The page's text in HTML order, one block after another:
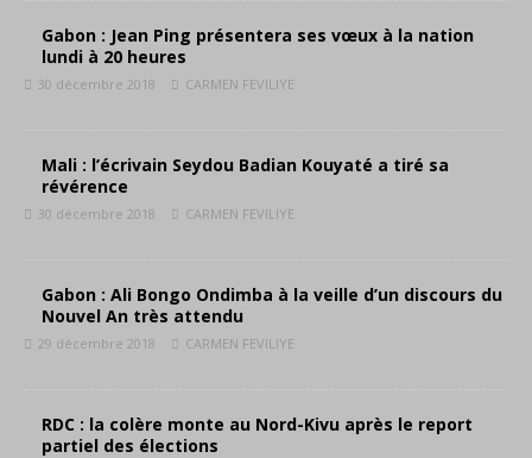
Gabon : Jean Ping présentera ses vœux à la nation
lundi à 20 heures
30 décembre 2018 CARMEN FEVILIYE
Mali : l’écrivain Seydou Badian Kouyaté a tiré sa
révérence
30 décembre 2018 CARMEN FEVILIYE
Gabon : Ali Bongo Ondimba à la veille d’un discours du
Nouvel An très attendu
29 décembre 2018 CARMEN FEVILIYE
RDC : la colère monte au Nord-Kivu après le report
partiel des élections